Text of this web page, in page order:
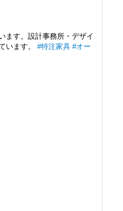
ます。設計事務所・デザイ
います。#特注家具 #オー